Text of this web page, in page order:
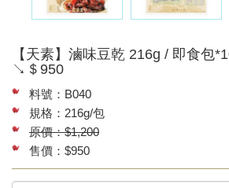
【天素】滷味豆乾 216g / 即食包
↘＄950
料號：B040
規格：216g/包
原價：$1,200
售價：$950